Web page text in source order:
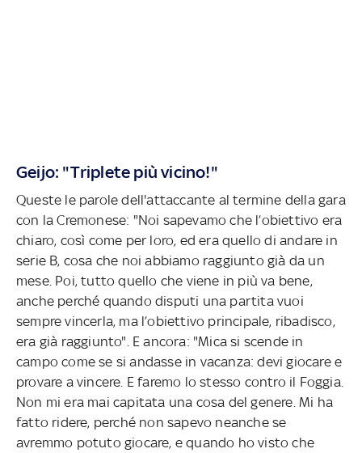
Geijo: "Triplete più vicino!"
Queste le parole dell'attaccante al termine della gara
con la Cremonese: "Noi sapevamo che l’obiettivo era
chiaro, così come per loro, ed era quello di andare in
serie B, cosa che noi abbiamo raggiunto già da un
mese. Poi, tutto quello che viene in più va bene,
anche perché quando disputi una partita vuoi
sempre vincerla, ma l’obiettivo principale, ribadisco,
era già raggiunto". E ancora: "Mica si scende in
campo come se si andasse in vacanza: devi giocare e
provare a vincere. E faremo lo stesso contro il Foggia.
Non mi era mai capitata una cosa del genere. Mi ha
fatto ridere, perché non sapevo neanche se
avremmo potuto giocare, e quando ho visto che